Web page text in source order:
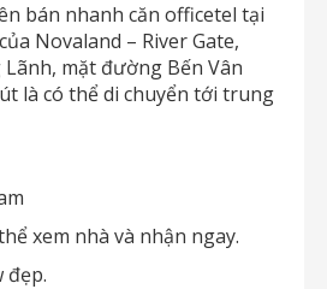
bán nhanh căn officetel tại
Novaland – River Gate,
Lãnh, mặt đường Bến Vân
là có thể di chuyển tới trung
xem nhà và nhận ngay.
đẹp.